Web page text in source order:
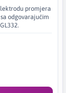
promjera
odgovarajućim